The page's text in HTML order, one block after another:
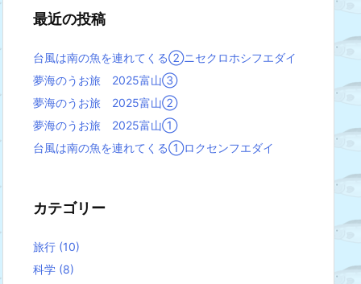
最近の投稿
台風は南の魚を連れてくる②ニセクロホシフエダイ
夢海のうお旅 2025富山③
夢海のうお旅 2025富山②
夢海のうお旅 2025富山①
台風は南の魚を連れてくる①ロクセンフエダイ
カテゴリー
旅行 (10)
科学 (8)